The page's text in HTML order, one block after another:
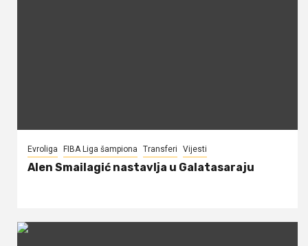
Evroliga FIBA Liga šampiona Transferi Vijesti
Alen Smailagić nastavlja u Galatasaraju